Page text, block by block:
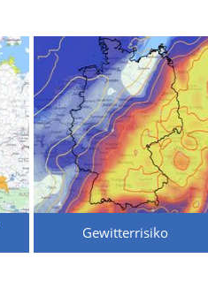
Gewitterrisiko